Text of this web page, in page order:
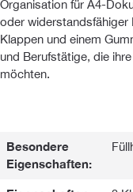
Organisation für A4-
oder widerstandsfähiger
Klappen und einem
und Berufstätige, die
möchten.
Besondere
Eigenschaften: